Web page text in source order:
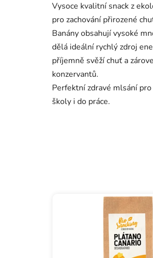
Vysoce kvalitní snack z
pro zachování přirozené
Banány obsahují vysoké
dělá ideální rychlý zdroj
příjemně svěží chuť a
konzervantů.
Perfektní zdravé mlsání
školy i do práce.